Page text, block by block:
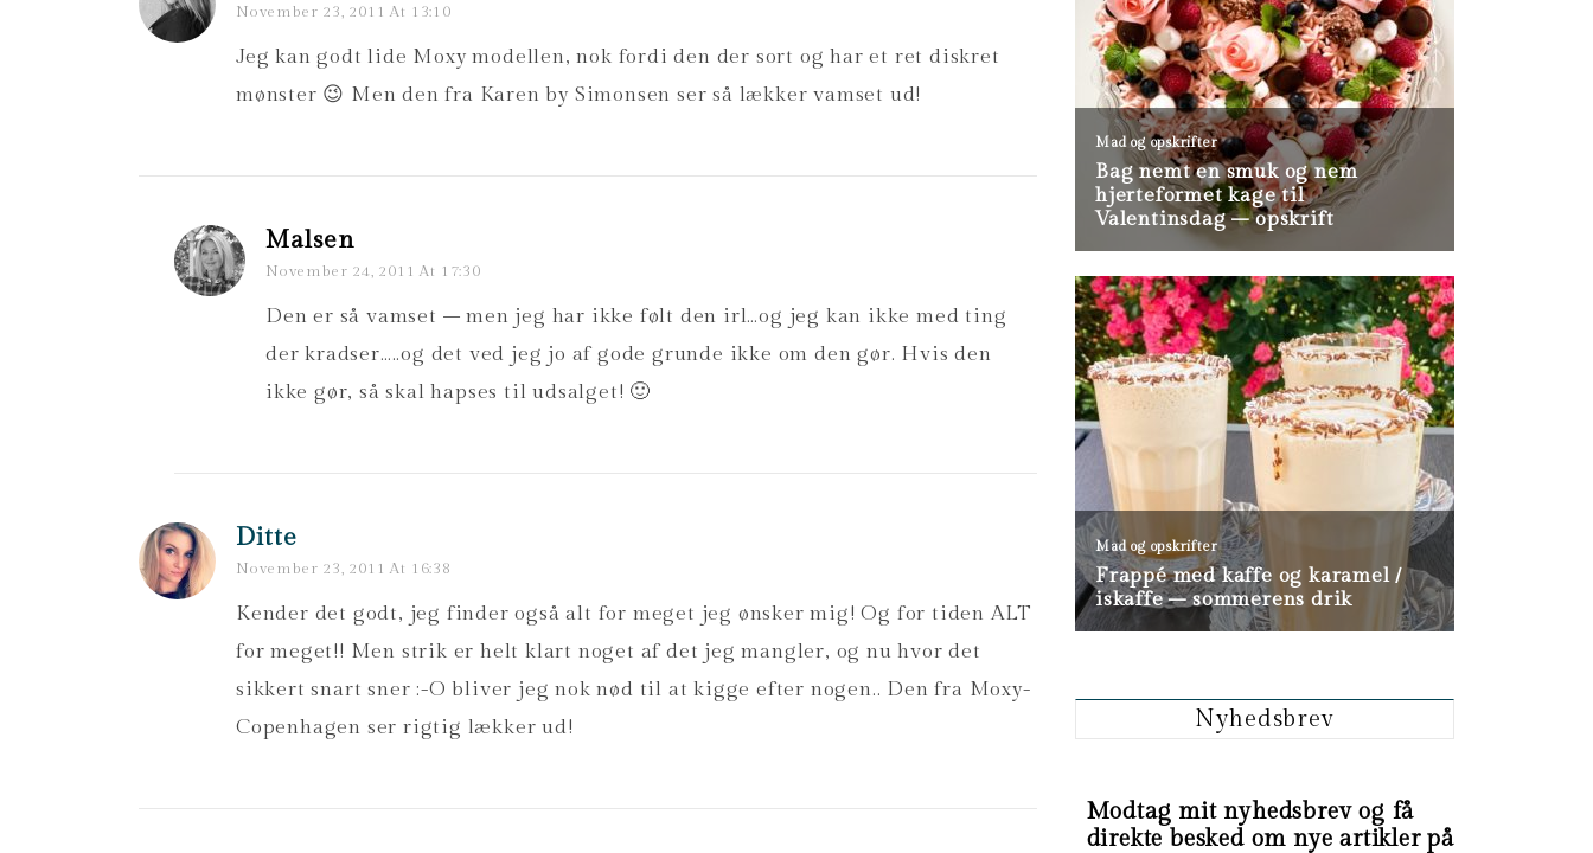
November 23, 2011 At 13:10
Jeg kan godt lide Moxy modellen, nok fordi den der sort og har et ret diskret
mønster 😉 Men den fra Karen by Simonsen ser så lækker vamset ud!
Malsen
November 24, 2011 At 17:30
Den er så vamset – men jeg har ikke følt den irl…og jeg kan ikke med ting
der kradser…..og det ved jeg jo af gode grunde ikke om den gør. Hvis den
ikke gør, så skal hapses til udsalget! 🙂
Ditte
November 23, 2011 At 16:38
Kender det godt, jeg finder også alt for meget jeg ønsker mig! Og for tiden ALT
for meget!! Men strik er helt klart noget af det jeg mangler, og nu hvor det
sikkert snart sner :-O bliver jeg nok nød til at kigge efter nogen.. Den fra Moxy-
Copenhagen ser rigtig lækker ud!
Nyhedsbrev
Modtag mit nyhedsbrev og få
direkte besked om nye artikler på